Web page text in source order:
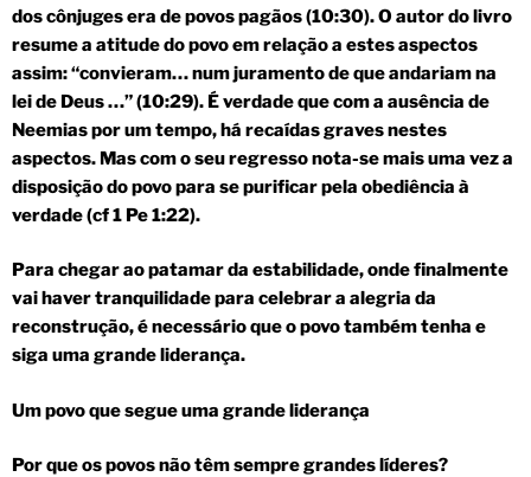
dos cônjuges era de povos pagãos (10:30). O autor do livro
resume a atitude do povo em relação a estes aspectos
assim: “convieram… num juramento de que andariam na
lei de Deus …” (10:29). É verdade que com a ausência de
Neemias por um tempo, há recaídas graves nestes
aspectos. Mas com o seu regresso nota-se mais uma vez a
disposição do povo para se purificar pela obediência à
verdade (cf 1 Pe 1:22).
Para chegar ao patamar da estabilidade, onde finalmente
vai haver tranquilidade para celebrar a alegria da
reconstrução, é necessário que o povo também tenha e
siga uma grande liderança.
Um povo que segue uma grande liderança
Por que os povos não têm sempre grandes líderes?